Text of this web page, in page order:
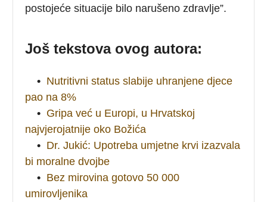
postojeće situacije bilo narušeno zdravlje”.
Još tekstova ovog autora:
• Nutritivni status slabije uhranjene djece
pao na 8%
• Gripa već u Europi, u Hrvatskoj
najvjerojatnije oko Božića
• Dr. Jukić: Upotreba umjetne krvi izazvala
bi moralne dvojbe
• Bez mirovina gotovo 50 000
umirovljenika